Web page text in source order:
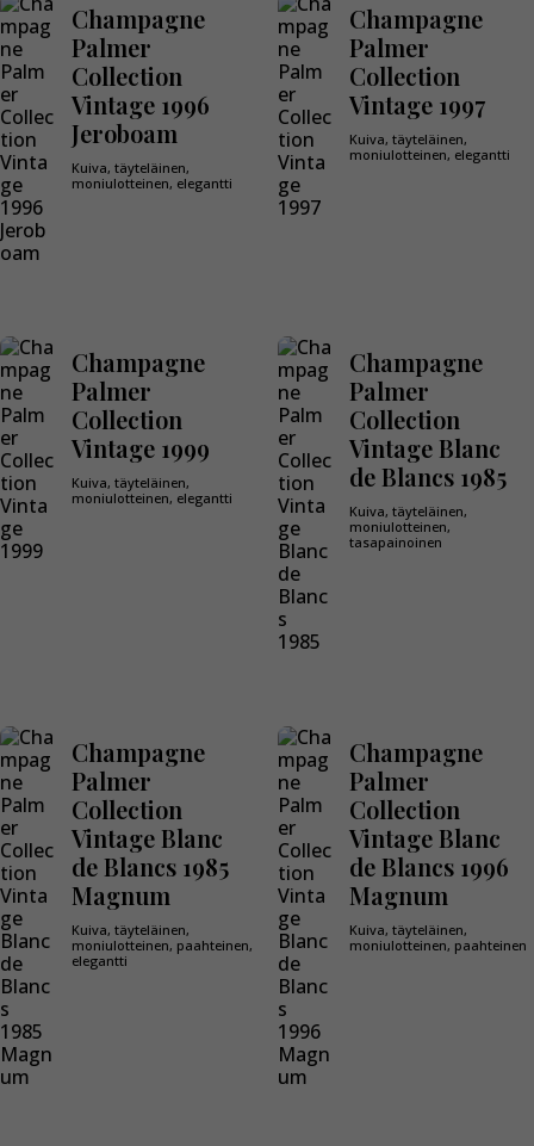
Champagne
Palmer
Collection
Vintage 1996
Jeroboam
Kuiva, täyteläinen,
moniulotteinen, elegantti
Champagne
Palmer
Collection
Vintage 1997
Kuiva, täyteläinen,
moniulotteinen, elegantti
Champagne
Palmer
Collection
Vintage 1999
Kuiva, täyteläinen,
moniulotteinen, elegantti
Champagne
Palmer
Collection
Vintage Blanc
de Blancs 1985
Kuiva, täyteläinen,
moniulotteinen,
tasapainoinen
Champagne
Palmer
Collection
Vintage Blanc
de Blancs 1985
Magnum
Kuiva, täyteläinen,
moniulotteinen, paahteinen,
elegantti
Champagne
Palmer
Collection
Vintage Blanc
de Blancs 1996
Magnum
Kuiva, täyteläinen,
moniulotteinen, paahteinen